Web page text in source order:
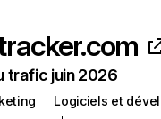
trafic juin 2026
Logiciels et